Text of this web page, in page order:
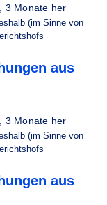
3 Monate her
(im Sinne von
aus
3 Monate her
(im Sinne von
aus